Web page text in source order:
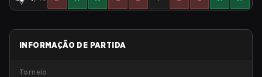
INFORMAÇÃO DE PARTIDA
Torneio